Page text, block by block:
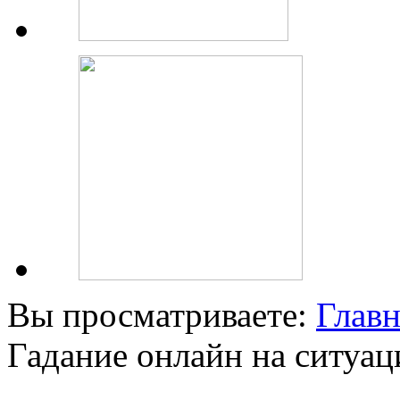
Вы просматриваете:
Гадание онлайн на